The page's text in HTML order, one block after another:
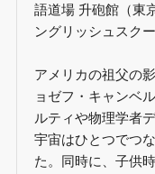
語道場 升砲館（東
ングリッシュスク
アメリカの祖父の
ョゼフ・キャンベ
ルティや物理学者
宇宙はひとつでつ
た。同時に、子供